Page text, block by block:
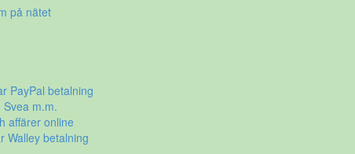
på nätet
PayPal betalning
m.m.
affärer online
Walley betalning